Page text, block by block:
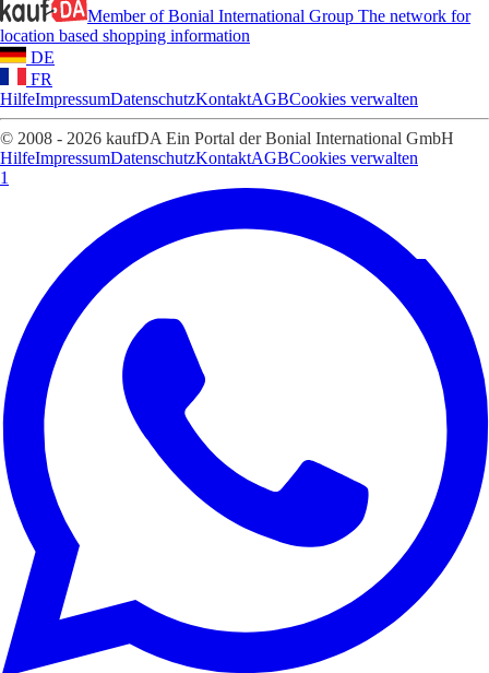
Member of Bonial International Group The network for
location based shopping information
DE
FR
HilfeImpressumDatenschutzKontaktAGBCookies verwalten
© 2008 - 2026 kaufDA Ein Portal der Bonial International GmbH
HilfeImpressumDatenschutzKontaktAGBCookies verwalten
1